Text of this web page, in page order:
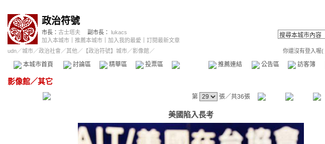
政治符號
市長： 古士塔夫 副市長： lukacs
加入本城市
推薦本城市 加入我的最愛
訂閱最新文章
udn／城市／政治社會 ／其他 ／ 【政治符號】城市／影像館／ 你還沒有登入喔(
本城市首頁 討論區 精華區 投票區 影像館 推薦連結 公告區 訪客簿
影像館／其它
第
張／共36張
美國陷入長考